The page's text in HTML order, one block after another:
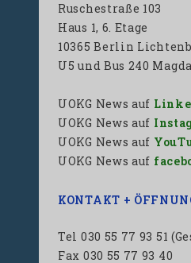
Ruschestraße 103
Haus 1, 6. Etage
10365 Berlin
U5 und Bus 240
UOKG News auf
UOKG News auf
UOKG News auf
UOKG News auf
KONTAKT +
Tel 030 55 77 93 51
Fax 030 55 77 93 40